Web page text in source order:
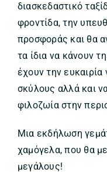
διασκεδαστικό
φροντίδα, την
προσφοράς και θα
τα ίδια να κάνουν
έχουν την
σκύλους αλλά και
φιλοζωία στην
Μια εκδήλωση
χαμόγελα, που θα
μεγάλους!